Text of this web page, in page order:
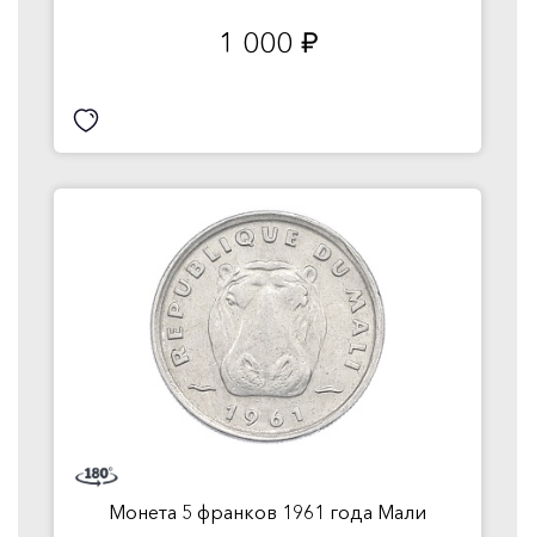
1 000 руб.
Монета 5 франков 1961 года Мали